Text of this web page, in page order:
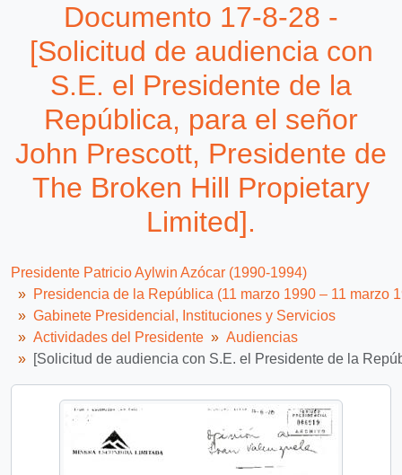
206 más...
Documento 17-8-28 -
[Solicitud de audiencia con
S.E. el Presidente de la
República, para el señor
John Prescott, Presidente de
The Broken Hill Propietary
Limited].
Presidente Patricio Aylwin Azócar (1990-1994)
Presidencia de la República (11 marzo 1990 – 11 marzo
Gabinete Presidencial, Instituciones y Servicios
Actividades del Presidente
Audiencias
[Solicitud de audiencia con S.E. el Presidente de la